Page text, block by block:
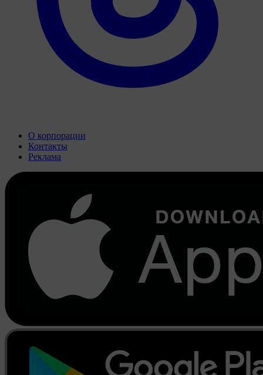
О корпорации
Контакты
Реклама